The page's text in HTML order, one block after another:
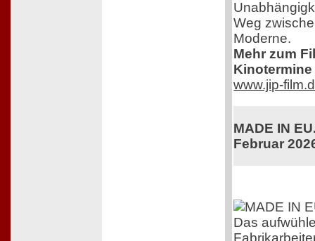
Weg
Moderne.
Mehr zum
www.jip-
MADE IN
Februar
Das